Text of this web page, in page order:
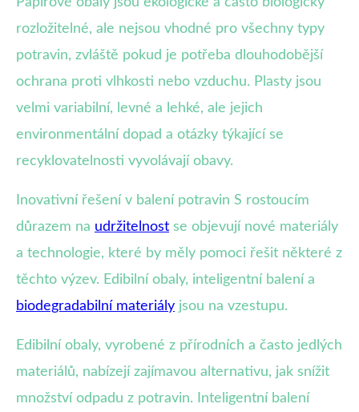
rozložitelné, ale nejsou vhodné pro všechny typy
potravin, zvláště pokud je potřeba dlouhodobější
ochrana proti vlhkosti nebo vzduchu. Plasty jsou
velmi variabilní, levné a lehké, ale jejich
environmentální dopad a otázky týkající se
recyklovatelnosti vyvolávají obavy.
Inovativní řešení v balení potravin S rostoucím
důrazem na udržitelnost se objevují nové materiály
a technologie, které by měly pomoci řešit některé z
těchto výzev. Edibilní obaly, inteligentní balení a
biodegradabilní materiály jsou na vzestupu.
Edibilní obaly, vyrobené z přírodních a často jedlých
materiálů, nabízejí zajímavou alternativu, jak snížit
množství odpadu z potravin. Inteligentní balení